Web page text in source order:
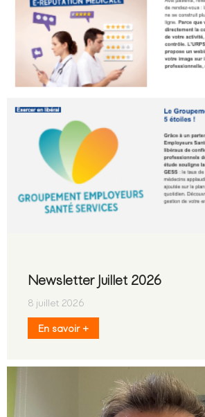
Newsletter Juillet 2026
8 juillet 2026
En savoir +